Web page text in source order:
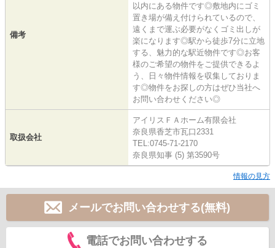
備考
以内にある物件です◎敷地内にゴミ
置き場が備え付けられているので、
遠くまで運ぶ必要がなくゴミ出しが
楽になります◎駅から徒歩7分に立地
する、魅力的な駅近物件です◎お客
様のご希望の物件をご提供できるよ
う、日々物件情報を収集しておりま
す◎物件をお探しの方はぜひ当社へ
お問い合わせください◎
取扱会社
アイリスＦＡホーム有限会社
奈良県香芝市瓦口2331
TEL:0745-71-2170
奈良県知事 (5) 第3590号
情報の見方
メールでお問い合わせする(無料)
電話でお問い合わせする